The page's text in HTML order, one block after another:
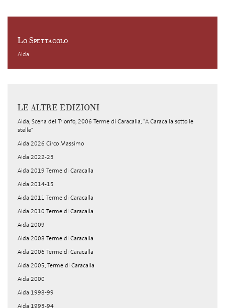
Lo Spettacolo
Aida
LE ALTRE EDIZIONI
Aida, Scena del Trionfo, 2006 Terme di Caracalla, "A Caracalla sotto le
stelle"
Aida 2026 Circo Massimo
Aida 2022-23
Aida 2019 Terme di Caracalla
Aida 2014-15
Aida 2011 Terme di Caracalla
Aida 2010 Terme di Caracalla
Aida 2009
Aida 2008 Terme di Caracalla
Aida 2006 Terme di Caracalla
Aida 2005, Terme di Caracalla
Aida 2000
Aida 1998-99
Aida 1993-94